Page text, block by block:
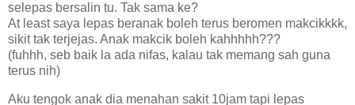
selepas bersalin tu. Tak sama ke?
At least saya lepas beranak boleh terus beromen makcikkkk,
sikit tak terjejas. Anak makcik boleh kahhhhh???
(fuhhh, seb baik la ada nifas, kalau tak memang sah guna
terus nih)
Aku tengok anak dia menahan sakit 10jam tapi lepas